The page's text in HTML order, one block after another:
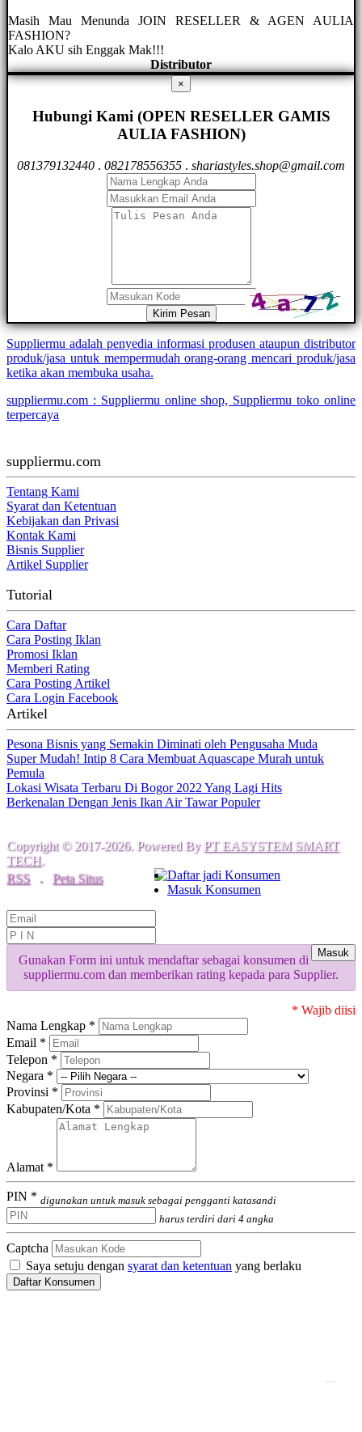
Masih Mau Menunda JOIN RESELLER & AGEN AULIA
FASHION?
Kalo AKU sih Enggak Mak!!!
Distributor
×
Hubungi Kami (OPEN RESELLER GAMIS
AULIA FASHION)
081379132440 . 082178556355 . shariastyles.shop@gmail.com
Kirim Pesan
Suppliermu adalah penyedia informasi produsen ataupun distributor
produk/jasa untuk mempermudah orang-orang mencari produk/jasa
ketika akan membuka usaha.
suppliermu.com : Suppliermu online shop, Suppliermu toko online
terpercaya
suppliermu.com
Tentang Kami
Syarat dan Ketentuan
Kebijakan dan Privasi
Kontak Kami
Bisnis Supplier
Artikel Supplier
Tutorial
Cara Daftar
Cara Posting Iklan
Promosi Iklan
Memberi Rating
Cara Posting Artikel
Cara Login Facebook
Artikel
Pesona Bisnis yang Semakin Diminati oleh Pengusaha Muda
Super Mudah! Intip 8 Cara Membuat Aquascape Murah untuk
Pemula
Lokasi Wisata Terbaru Di Bogor 2022 Yang Lagi Hits
Berkenalan Dengan Jenis Ikan Air Tawar Populer
Copyright © 2017-2026. Powered By PT EASYSTEM SMART
TECH.
RSS
. Peta Situs
Daftar jadi Konsumen
Masuk Konsumen
Masuk
Gunakan Form ini untuk mendaftar sebagai konsumen di
suppliermu.com dan memberikan rating kepada para Supplier.
* Wajib diisi
Nama Lengkap *
Email *
Telepon *
Negara *
Provinsi *
Kabupaten/Kota *
Alamat *
PIN * digunakan untuk masuk sebagai pengganti katasandi
harus terdiri dari 4 angka
Captcha
Saya setuju dengan syarat dan ketentuan yang berlaku
Daftar Konsumen